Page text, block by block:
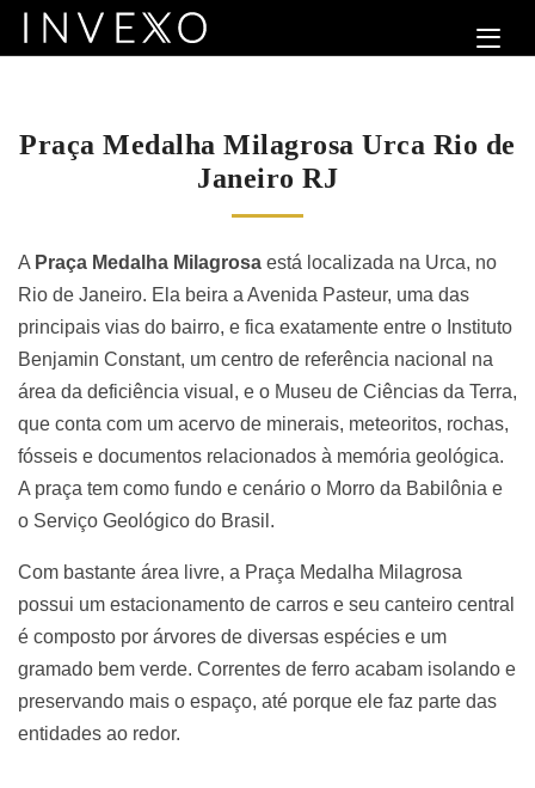
Praça Medalha Milagrosa Urca Rio de
Janeiro RJ
A Praça Medalha Milagrosa está localizada na Urca, no
Rio de Janeiro. Ela beira a Avenida Pasteur, uma das
principais vias do bairro, e fica exatamente entre o Instituto
Benjamin Constant, um centro de referência nacional na
área da deficiência visual, e o Museu de Ciências da Terra,
que conta com um acervo de minerais, meteoritos, rochas,
fósseis e documentos relacionados à memória geológica.
A praça tem como fundo e cenário o Morro da Babilônia e
o Serviço Geológico do Brasil.
Com bastante área livre, a Praça Medalha Milagrosa
possui um estacionamento de carros e seu canteiro central
é composto por árvores de diversas espécies e um
gramado bem verde. Correntes de ferro acabam isolando e
preservando mais o espaço, até porque ele faz parte das
entidades ao redor.